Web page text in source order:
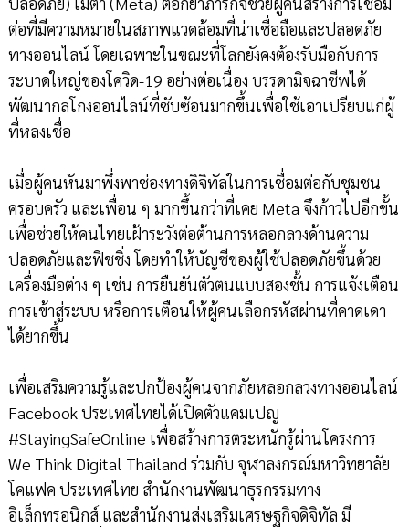
ต่อที่มีความหมายในสภาพแวดล้อมที่น่าเชื่อถือและปลอดภัย
ทางออนไลน์ โดยเฉพาะในขณะที่โลกยังคงต้องรับมือกับการ
ระบาดใหญ่ของโควิด-19 อย่างต่อเนื่อง บรรดามิจฉาชีพได้
พัฒนากลโกงออนไลน์ที่ซับซ้อนมากขึ้นเพื่อใช้เอาเปรียบแก่ผู้
ที่หลงเชื่อ
เมื่อผู้คนหันมาพึ่งพาช่องทางดิจิทัลในการเชื่อมต่อกับชุมชน
ครอบครัว และเพื่อน ๆ มากขึ้นกว่าที่เคย Meta จึงก้าวไปอีกขั้น
เพื่อช่วยให้คนไทยเฝ้าระวังต่อต้านการหลอกลวงด้านความ
ปลอดภัยและฟิชชิ่ง โดยทำให้บัญชีของผู้ใช้ปลอดภัยขึ้นด้วย
เครื่องมือต่าง ๆ เช่น การยืนยันตัวตนแบบสองชั้น การแจ้งเตือน
การเข้าสู่ระบบ หรือการเตือนให้ผู้คนเลือกรหัสผ่านที่คาดเดา
ได้ยากขึ้น
เพื่อเสริมความรู้และปกป้องผู้คนจากภัยหลอกลวงทางออนไลน์
Facebook ประเทศไทยได้เปิดตัวแคมเปญ
#StayingSafeOnline เพื่อสร้างการตระหนักรู้ผ่านโครงการ
We Think Digital Thailand ร่วมกับ จุฬาลงกรณ์มหาวิทยาลัย
โคแฟค ประเทศไทย สำนักงานพัฒนาธุรกรรมทาง
อิเล็กทรอนิกส์ และสำนักงานส่งเสริมเศรษฐกิจดิจิทัล มี